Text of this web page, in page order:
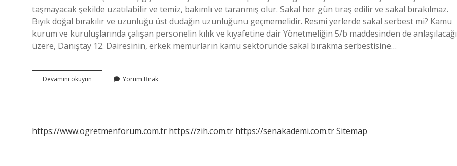
taşmayacak şekilde uzatılabilir ve temiz, bakımlı ve taranmış olur. Sakal her gün tıraş edilir ve sakal bırakılmaz.
Bıyık doğal bırakılır ve uzunluğu üst dudağın uzunluğunu geçmemelidir. Resmi yerlerde sakal serbest mi? Kamu
kurum ve kuruluşlarında çalışan personelin kılık ve kıyafetine dair Yönetmeliğin 5/b maddesinden de anlaşılacağı
üzere, Danıştay 12. Dairesinin, erkek memurların kamu sektöründe sakal bırakma serbestisine…
Devamını okuyun
De
Yorum Bırak
https://www.ogretmenforum.com.tr https://zih.com.tr https://senakademi.com.trSitemap